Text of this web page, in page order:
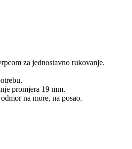
za jednostavno rukovanje.
promjera 19 mm.
na more, na posao.